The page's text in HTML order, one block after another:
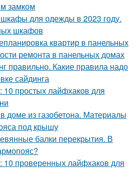
замком
для одежды в 2023 году.
шкафов
квартир в панельных
ремонта в панельных домах
правильно. Какие правила надо
сайдинга
10 простых лайфхаков для
доме из газобетона. Материалы
под крышу
балки перекрытия. В
10 проверенных лайфхаков для